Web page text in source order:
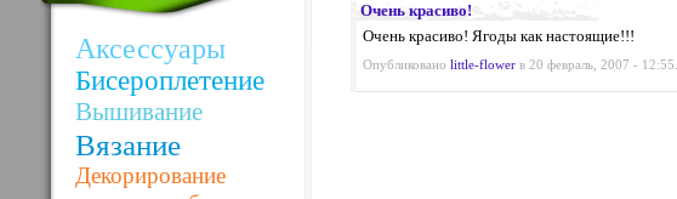
Аксессуары
Бисероплетение
Вышивание
Вязание
Декорирование
Очень красиво!
Очень красиво! Ягоды как настоящие!!!
Опубликовано little-flower в 20 февраль, 2007 - 12:55.